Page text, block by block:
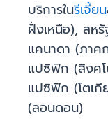
บริการในรีเจี้ยน
ฝั่งเหนือ), สห
แคนาดา (ภาค
แปซิฟิก (สิงคโ
แปซิฟิก (โตเกี
(ลอนดอน)